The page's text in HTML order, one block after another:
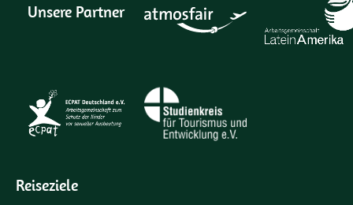
Unsere Partner
Reiseziele